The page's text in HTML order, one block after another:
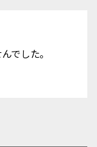
でした。